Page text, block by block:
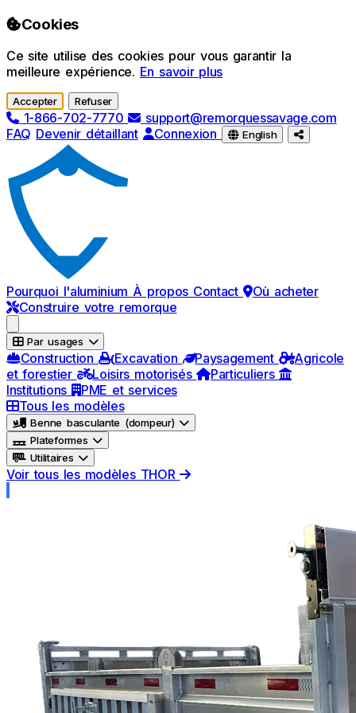
Passer au contenu principal
Cookies
Ce site utilise des cookies pour vous garantir la
meilleure expérience. En savoir plus
Accepter Refuser
1-866-702-7770
support@remorquessavage.com
FAQ Devenir détaillant Connexion English
Pourquoi l'aluminium À propos Contact
Où acheter
Construire votre remorque
Par usages
Construction Excavation Paysagement
Agricole
et forestier
Loisirs motorisés
Particuliers
Institutions
PME et services
Tous les modèles
Benne basculante (dompeur)
Plateformes
Utilitaires
Voir tous les modèles THOR